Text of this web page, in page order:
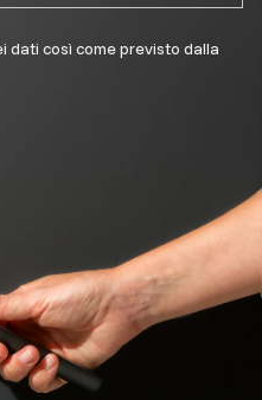
così come previsto dalla